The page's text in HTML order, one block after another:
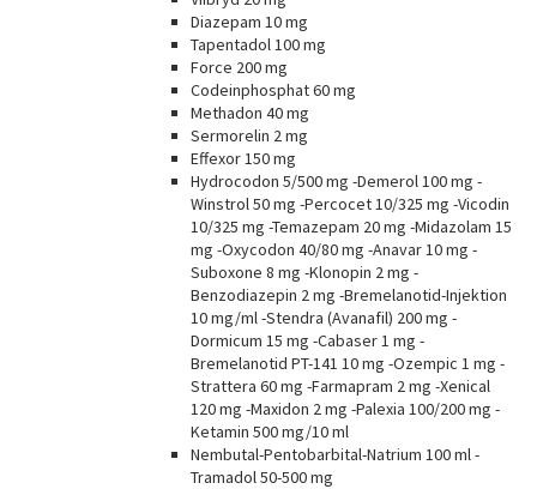
Diazepam 10 mg
Tapentadol 100 mg
Force 200 mg
Codeinphosphat 60 mg
Methadon 40 mg
Sermorelin 2 mg
Effexor 150 mg
Hydrocodon 5/500 mg -Demerol 100 mg -
Winstrol 50 mg -Percocet 10/325 mg -Vicodin
10/325 mg -Temazepam 20 mg -Midazolam 15
mg -Oxycodon 40/80 mg -Anavar 10 mg -
Suboxone 8 mg -Klonopin 2 mg -
Benzodiazepin 2 mg -Bremelanotid-Injektion
10 mg/ml -Stendra (Avanafil) 200 mg -
Dormicum 15 mg -Cabaser 1 mg -
Bremelanotid PT-141 10 mg -Ozempic 1 mg -
Strattera 60 mg -Farmapram 2 mg -Xenical
120 mg -Maxidon 2 mg -Palexia 100/200 mg -
Ketamin 500 mg/10 ml
Nembutal-Pentobarbital-Natrium 100 ml -
Tramadol 50-500 mg